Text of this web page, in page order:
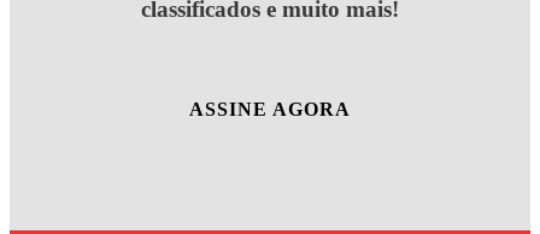
classificados e muito mais!
ASSINE AGORA